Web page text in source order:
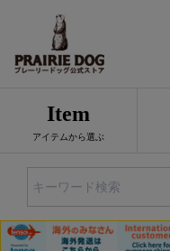
Item
アイテムから選ぶ